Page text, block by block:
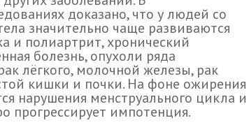
доказано, что у людей со
значительно чаще развиваются
и полиартрит, хронический
болезнь, опухоли ряда
лёгкого, молочной железы, рак
кишки и почки. На фоне ожирения
нарушения менструального цикла и
прогрессирует импотенция.